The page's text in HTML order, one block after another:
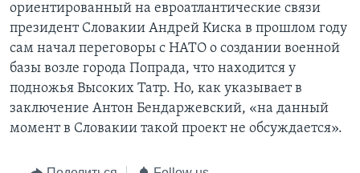
ориентированный на евроатлантические связи
президент Словакии Андрей Киска в прошлом году
сам начал переговоры с НАТО о создании военной
базы возле города Попрада, что находится у
подножья Высоких Татр. Но, как указывает в
заключение Антон Бендаржевский, «на данный
момент в Словакии такой проект не обсуждается».